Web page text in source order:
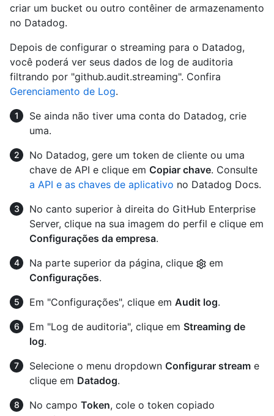
criar um bucket ou outro contêiner de armazenamento
no Datadog.
Depois de configurar o streaming para o Datadog,
você poderá ver seus dados de log de auditoria
filtrando por "github.audit.streaming". Confira
Gerenciamento de Log.
Se ainda não tiver uma conta do Datadog, crie
uma.
No Datadog, gere um token de cliente ou uma
chave de API e clique em Copiar chave. Consulte
a API e as chaves de aplicativo no Datadog Docs.
No canto superior à direita do GitHub Enterprise
Server, clique na sua imagem do perfil e clique em
Configurações da empresa.
Na parte superior da página, clique
em
Configurações.
Em "Configurações", clique em Audit log.
Em "Log de auditoria", clique em Streaming de
log.
Selecione o menu dropdown Configurar stream e
clique em Datadog.
No campo Token, cole o token copiado